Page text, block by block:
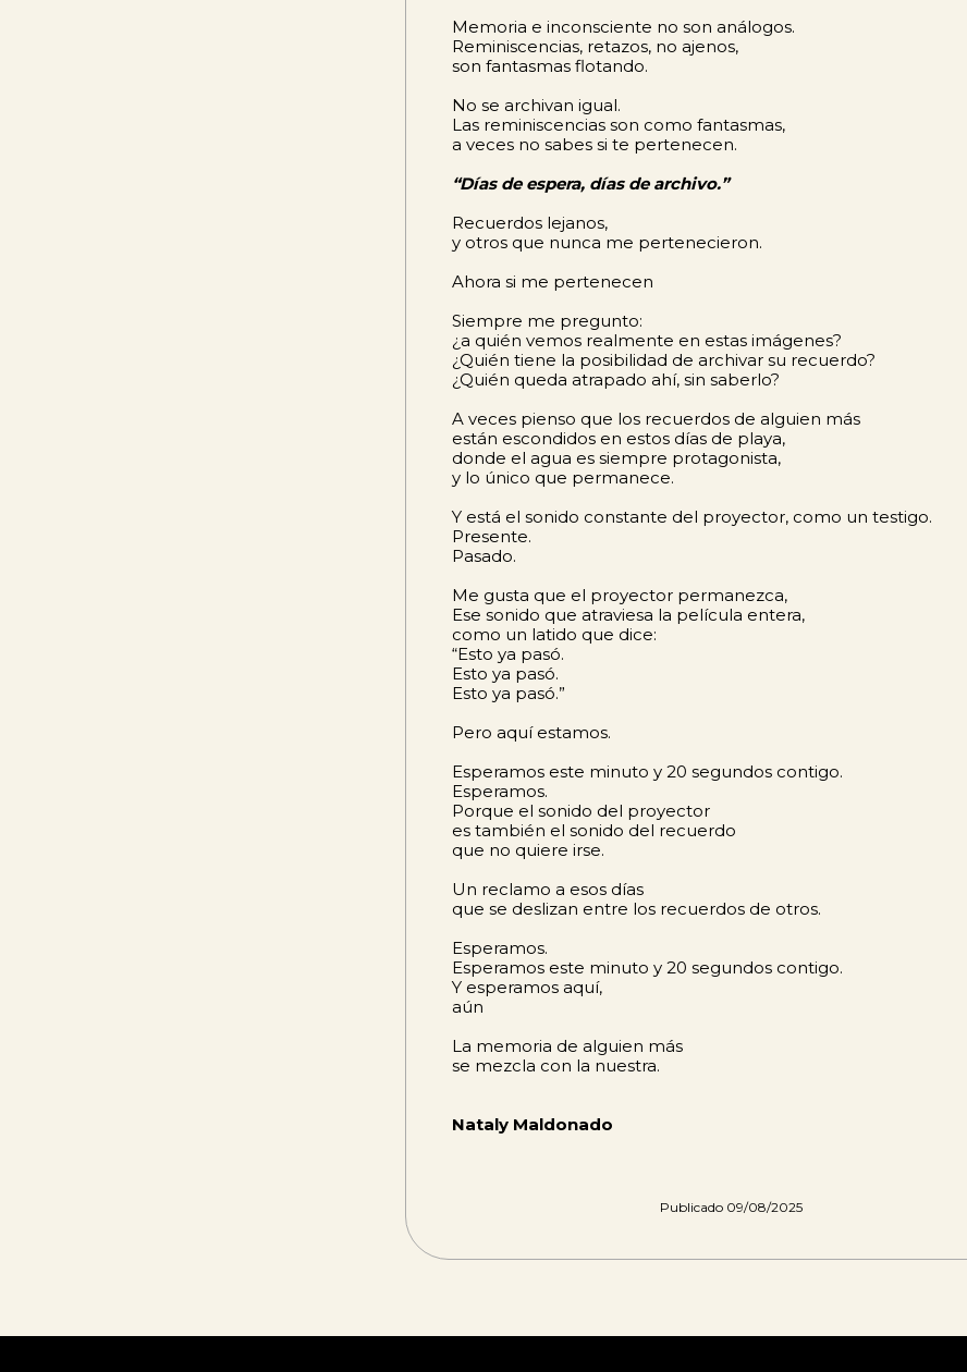
Memoria e inconsciente no son análogos.
Reminiscencias, retazos, no ajenos,
son fantasmas flotando.
No se archivan igual.
Las reminiscencias son como fantasmas,
a veces no sabes si te pertenecen.
“Días de espera, días de archivo.”
Recuerdos lejanos,
y otros que nunca me pertenecieron.
Ahora si me pertenecen
Siempre me pregunto:
¿a quién vemos realmente en estas imágenes?
¿Quién tiene la posibilidad de archivar su recuerdo?
¿Quién queda atrapado ahí, sin saberlo?
A veces pienso que los recuerdos de alguien más
están escondidos en estos días de playa,
donde el agua es siempre protagonista,
y lo único que permanece.
Y está el sonido constante del proyector, como un testigo.
Presente.
Pasado.
Me gusta que el proyector permanezca,
Ese sonido que atraviesa la película entera,
como un latido que dice:
“Esto ya pasó.
Esto ya pasó.
Esto ya pasó.”
Pero aquí estamos.
Esperamos este minuto y 20 segundos contigo.
Esperamos.
Porque el sonido del proyector
es también el sonido del recuerdo
que no quiere irse.
Un reclamo a esos días
que se deslizan entre los recuerdos de otros.
Esperamos.
Esperamos este minuto y 20 segundos contigo.
Y esperamos aquí,
aún
La memoria de alguien más
se mezcla con la nuestra.
Nataly Maldonado
Publicado 09/08/2025